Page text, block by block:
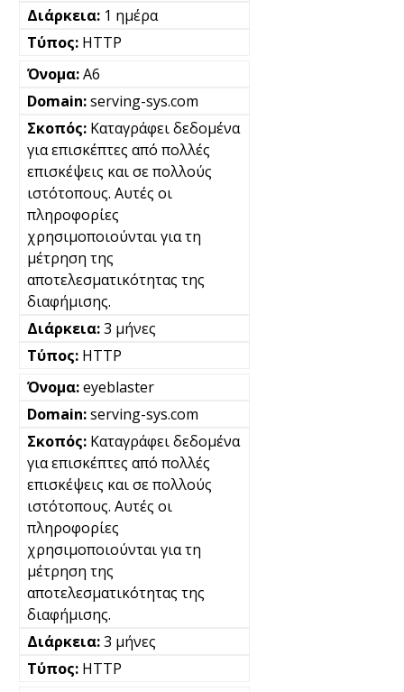
1 ημέρα
HTTP
A6
serving-sys.com
Καταγράφει δεδομένα
για επισκέπτες από πολλές
επισκέψεις και σε πολλούς
ιστότοπους. Αυτές οι
πληροφορίες
χρησιμοποιούνται για τη
μέτρηση της
αποτελεσματικότητας της
διαφήμισης.
3 μήνες
HTTP
eyeblaster
serving-sys.com
Καταγράφει δεδομένα
για επισκέπτες από πολλές
επισκέψεις και σε πολλούς
ιστότοπους. Αυτές οι
πληροφορίες
χρησιμοποιούνται για τη
μέτρηση της
αποτελεσματικότητας της
διαφήμισης.
3 μήνες
HTTP